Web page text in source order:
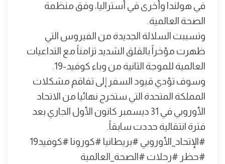
في هولندا وأخرى في أستراليا، وفق منظمة
الصحة العالمية.
وتسببت السلالة الجديدة من الفيروس التي
ظهرت مؤخراً بالقلق الشديد تزامناً مع التداعيات
العالمية للموجة الثانية من وباء كوفيد-19.
وسوف تؤدي قيود السفر إلى تفاقم مشكلات
المملكة المتحدة التي ستخرج نهائيا من الاتحاد
الأوروبي في 31 ديسمبر كانون الأول الجاري بعد
فترة انتقالية حددت سابقاً.
#الإتحاد_الأوروبي #بريطانيا #كورونا #كوفيد19
#حظر #رحلات #الصحة_العالمية